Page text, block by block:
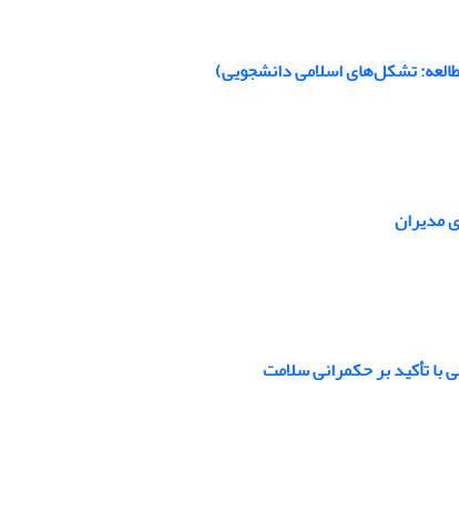
تشکل‌های اسلامی دانشجویی)
مدیران
با تأکید بر حکمرانی سلامت